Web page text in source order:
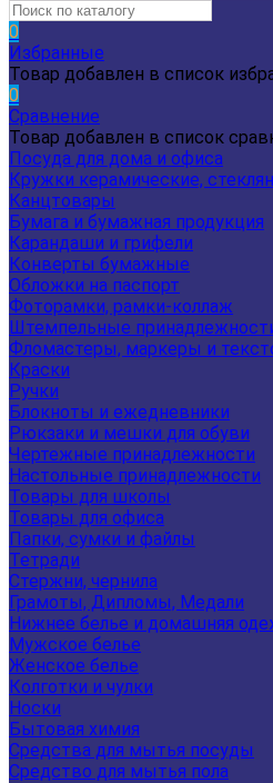
0
Избранные
Товар добавлен в список
0
Сравнение
Товар добавлен в список
Посуда для дома и офиса
Кружки керамические,
Канцтовары
Бумага и бумажная продукция
Карандаши и грифели
Конверты бумажные
Обложки на паспорт
Фоторамки, рамки-коллаж
Штемпельные
Фломастеры, маркеры и
Краски
Ручки
Блокноты и ежедневники
Рюкзаки и мешки для обуви
Чертежные принадлежности
Настольные принадлежности
Товары для школы
Товары для офиса
Папки, сумки и файлы
Тетради
Стержни, чернила
Грамоты, Дипломы, Медали
Нижнее белье и домашняя
Мужское белье
Женское белье
Колготки и чулки
Носки
Бытовая химия
Средства для мытья посуды
Средство для мытья пола